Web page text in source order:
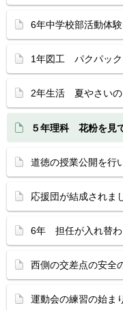
6年中学校部活動体
1年図工 パクパック
2年生活 夏やさいの
５年理科 花粉を見
道徳の授業公開を行
応援団が結成されま
6年 担任が入れ替わ
西側の交差点の安全
運動会の練習の始ま